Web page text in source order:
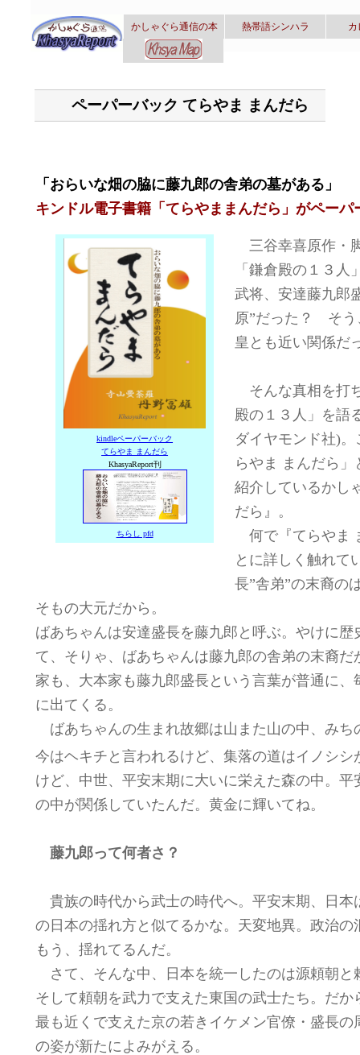
かしゃぐら通信の本 熱帯語シンハラ カ
ペーパーバック てらやま まんだら
「おらいな畑の脇に藤九郎の舎弟の墓がある」
キンドル電子書籍「てらやままんだら」がペーパ
kindleペーパーバック
てらやま まんだら
KhasyaReport刊
ちらし pfd
三谷幸喜原作・
「鎌倉殿の１３
武将、安達藤九郎
原”だった？ そう
皇とも近い関係だ
そんな真相を打
殿の１３人」を語
ダイヤモンド社)
らやま まんだら
紹介しているかし
だら』。
何で『てらやま
とに詳しく触れて
長”舎弟”の末裔の
そもの大元だから。
ばあちゃんは安達盛長を藤九郎と呼ぶ。やけに
て、そりゃ、ばあちゃんは藤九郎の舎弟の末裔
家も、大本家も藤九郎盛長という言葉が普通に
に出てくる。
ばあちゃんの生まれ故郷は山また山の中、みち
今はヘキチと言われるけど、集落の道はイノシ
けど、中世、平安末期に大いに栄えた森の中。
の中が関係していたんだ。黄金に輝いてね。
藤九郎って何者さ？
貴族の時代から武士の時代へ。平安末期、日本
の日本の揺れ方と似てるかな。天変地異。政治
もう、揺れてるんだ。
さて、そんな中、日本を統一したのは源頼朝と
そして頼朝を武力で支えた東国の武士たち。だ
最も近くで支えた京の若きイケメン官僚・盛長
の姿が新たによみがえる。